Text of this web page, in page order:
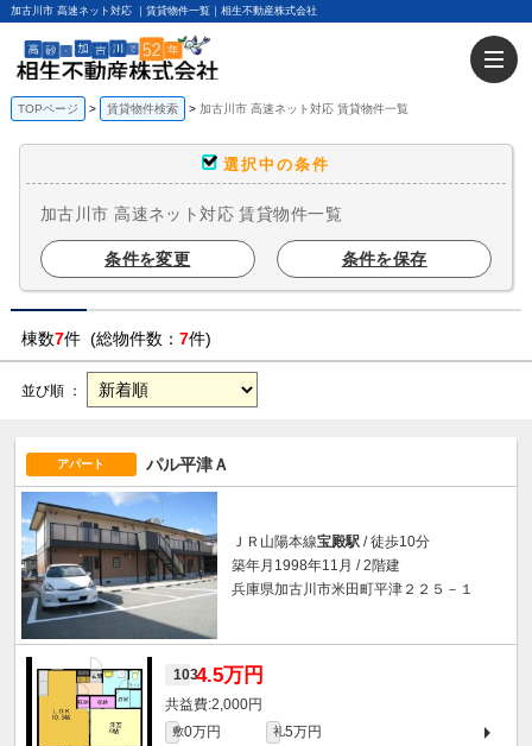
加古川市 高速ネット対応 ｜賃貸物件一覧｜相生不動産株式会社
TOPページ 賃貸物件検索 加古川市 高速ネット対応 賃貸物件一覧
選択中の条件
加古川市 高速ネット対応 賃貸物件一覧
条件を変更 条件を保存
棟数7件 (総物件数： 7件)
並び順 ：
アパート パル平津Ａ
ＪＲ山陽本線宝殿駅 / 徒歩10分
築年月1998年11月 / 2階建
兵庫県加古川市米田町平津２２５－１
1034.5万円
2,000円
敷0万円 礼5万円